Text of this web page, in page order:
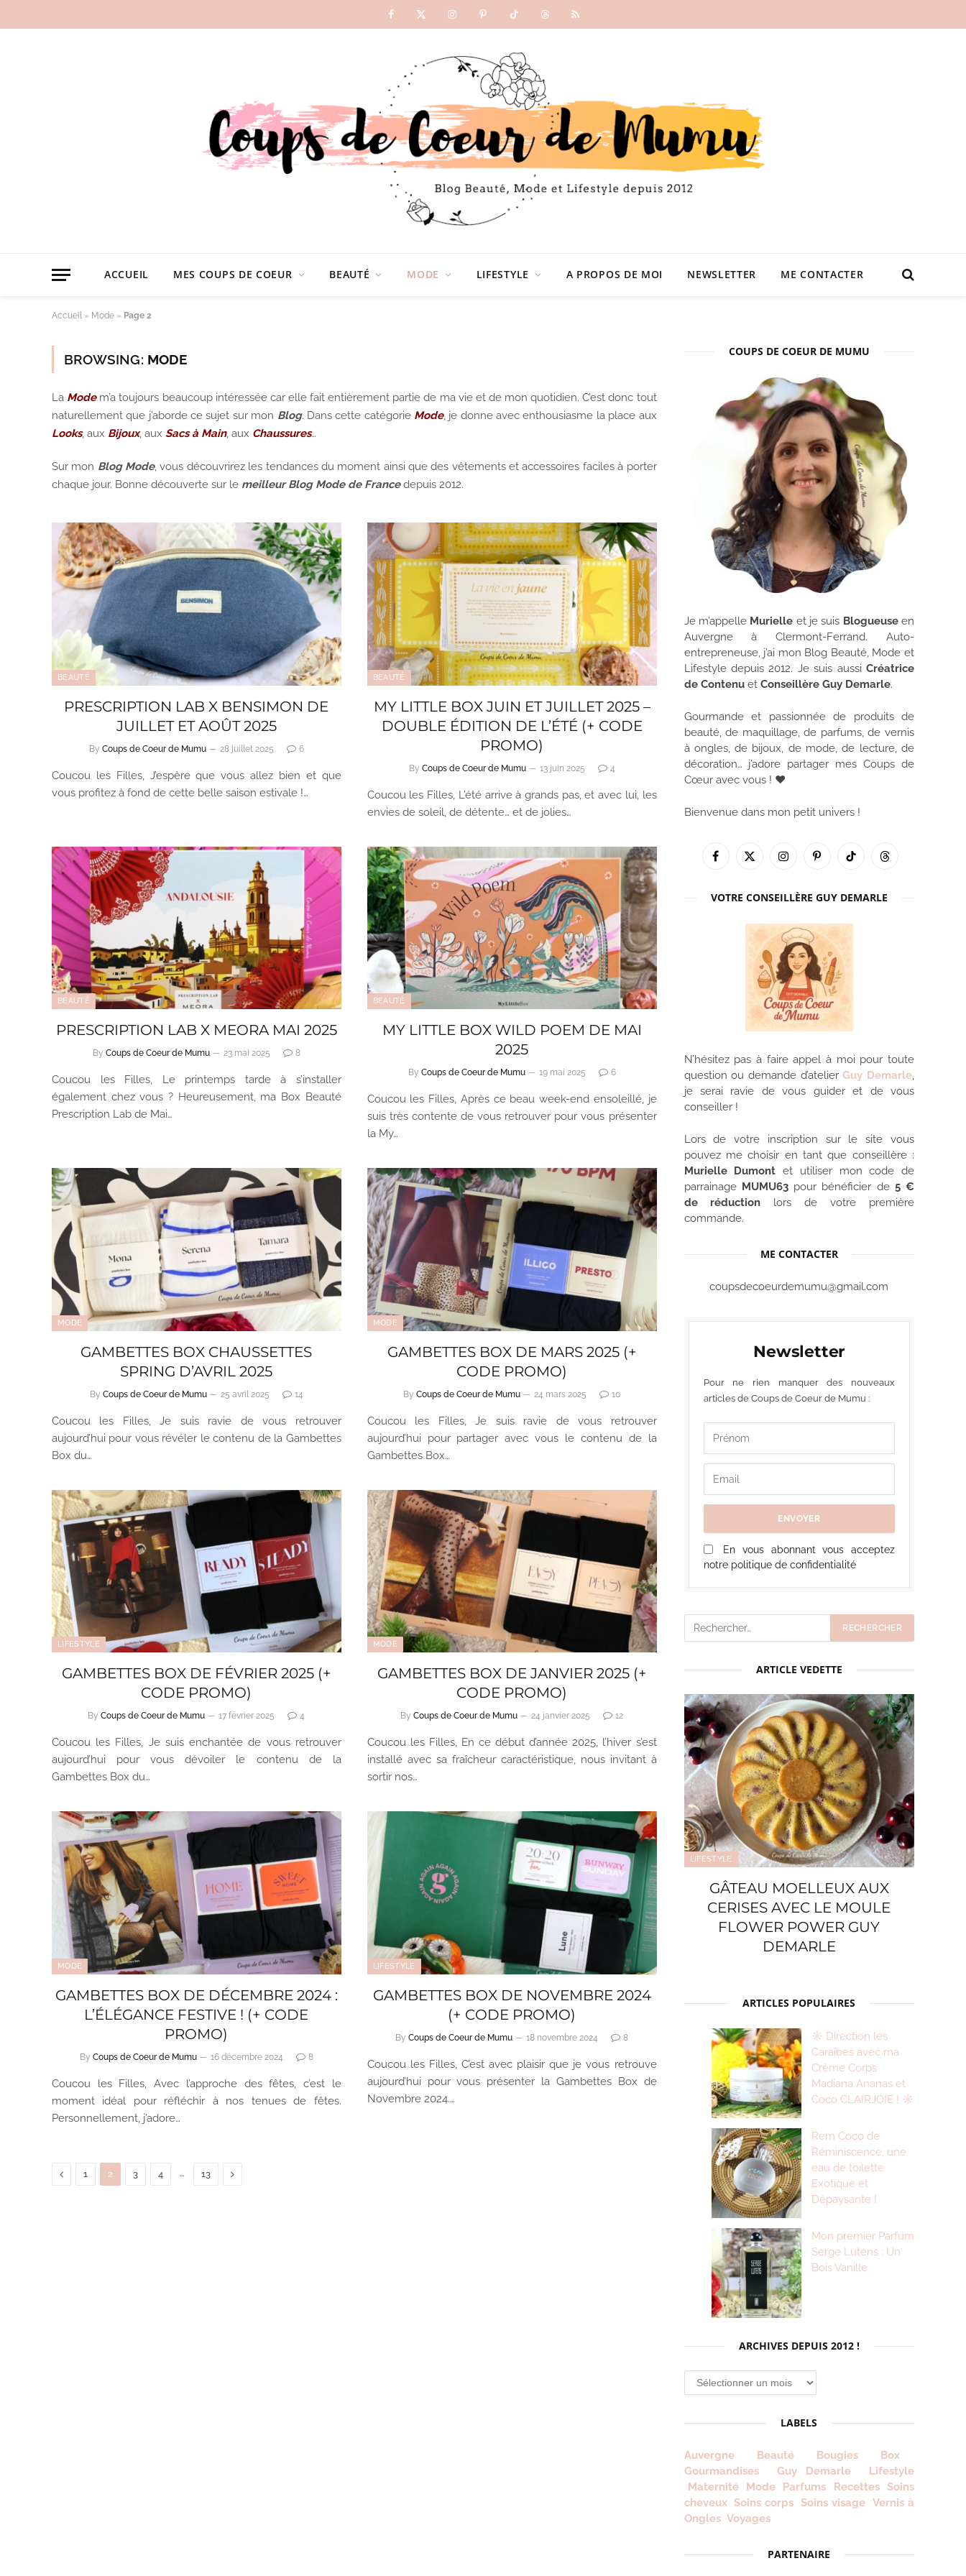
Facebook
X
InstagramPinterestTikTokThreadsRSS
ACCUEIL MES COUPS DE COEUR BEAUTÉ MODE LIFESTYLE A PROPOS DE MOI NEWSLETTER ME CONTACTER
Accueil » Mode » Page 2
BROWSING: MODE
La Modem’a toujours beaucoup intéressée car elle fait entièrement partie de ma vie et de mon quotidien. C’est donc tout
naturellement que j’aborde ce sujet sur mon Blog. Dans cette catégorie Mode, je donne avec enthousiasme la place aux
Looks, aux Bijoux, aux Sacs à Main, aux Chaussures…
Sur mon Blog Mode, vous découvrirez les tendances du moment ainsi que des vêtements et accessoires faciles à porter
chaque jour. Bonne découverte sur le meilleur Blog Mode de Francedepuis 2012.
BEAUTÉ
PRESCRIPTION LAB X BENSIMON DE
JUILLET ET AOÛT 2025
By Coups de Coeur de Mumu 28 juillet 2025 6
Coucou les Filles, J’espère que vous allez bien et que
vous profitez à fond de cette belle saison estivale !…
BEAUTÉ
MY LITTLE BOX JUIN ET JUILLET 2025 –
DOUBLE ÉDITION DE L’ÉTÉ (+ CODE
PROMO)
By Coups de Coeur de Mumu 13 juin 2025 4
Coucou les Filles, L’été arrive à grands pas, et avec lui, les
envies de soleil, de détente… et de jolies…
BEAUTÉ
PRESCRIPTION LAB X MEORA MAI 2025
By Coups de Coeur de Mumu 23 mai 2025 8
Coucou les Filles, Le printemps tarde à s’installer
également chez vous ? Heureusement, ma Box Beauté
Prescription Lab de Mai…
BEAUTÉ
MY LITTLE BOX WILD POEM DE MAI
2025
By Coups de Coeur de Mumu 19 mai 2025 6
Coucou les Filles, Après ce beau week-end ensoleillé, je
suis très contente de vous retrouver pour vous présenter
la My…
MODE
GAMBETTES BOX CHAUSSETTES
SPRING D’AVRIL 2025
By Coups de Coeur de Mumu 25 avril 2025 14
Coucou les Filles, Je suis ravie de vous retrouver
aujourd’hui pour vous révéler le contenu de la Gambettes
Box du…
MODE
GAMBETTES BOX DE MARS 2025 (+
CODE PROMO)
By Coups de Coeur de Mumu 24 mars 2025 10
Coucou les Filles, Je suis ravie de vous retrouver
aujourd’hui pour partager avec vous le contenu de la
Gambettes Box…
LIFESTYLE
GAMBETTES BOX DE FÉVRIER 2025 (+
CODE PROMO)
By Coups de Coeur de Mumu 17 février 2025 4
Coucou les Filles, Je suis enchantée de vous retrouver
aujourd’hui pour vous dévoiler le contenu de la
Gambettes Box du…
MODE
GAMBETTES BOX DE JANVIER 2025 (+
CODE PROMO)
By Coups de Coeur de Mumu 24 janvier 2025 12
Coucou les Filles, En ce début d’année 2025, l’hiver s’est
installé avec sa fraîcheur caractéristique, nous invitant à
sortir nos…
MODE
GAMBETTES BOX DE DÉCEMBRE 2024 :
L’ÉLÉGANCE FESTIVE ! (+ CODE
PROMO)
By Coups de Coeur de Mumu 16 décembre 2024 8
Coucou les Filles, Avec l’approche des fêtes, c’est le
moment idéal pour réfléchir à nos tenues de fêtes.
Personnellement, j’adore…
LIFESTYLE
GAMBETTES BOX DE NOVEMBRE 2024
(+ CODE PROMO)
By Coups de Coeur de Mumu 18 novembre 2024 8
Coucou les Filles, C’est avec plaisir que je vous retrouve
aujourd’hui pour vous présenter la Gambettes Box de
Novembre 2024.…
Previous
1 2 3 4 … 13 Next
COUPS DE COEUR DE MUMU
Je m’appelle Murielle et je suis Blogueuseen
Auvergne à Clermont-Ferrand. Auto-
entrepreneuse, j’ai mon Blog Beauté, Mode et
Lifestyle depuis 2012. Je suis aussi Créatrice
de Contenuet Conseillère Guy Demarle.
Gourmande et passionnée de produits de
beauté, de maquillage, de parfums, de vernis
à ongles, de bijoux, de mode, de lecture, de
décoration… j’adore partager mes Coups de
Cœur avec vous ! ♥
Bienvenue dans mon petit univers !
Facebook
X
InstagramPinterestTikTok Threads
VOTRE CONSEILLÈRE GUY DEMARLE
N’hésitez pas à faire appel à moi pour toute
question ou demande d’atelierGuy Demarle,
je serai ravie de vous guider et de vous
conseiller !
Lors de votre inscription sur le site vous
pouvez me choisir en tant que conseillère :
Murielle Dumont et utiliser mon code de
parrainage MUMU63pour bénéficier de 5 €
de réduction lors de votre première
commande.
ME CONTACTER
coupsdecoeurdemumu@gmail.com
Newsletter
Pour ne rien manquer des nouveaux
articles de Coups de Coeur de Mumu :
En vous abonnant vous acceptez
notre politique de confidentialité
ARTICLE VEDETTE
LIFESTYLE
GÂTEAU MOELLEUX AUX
CERISES AVEC LE MOULE
FLOWER POWER GUY
DEMARLE
ARTICLES POPULAIRES
☼ Direction les
Caraïbes avec ma
Crème Corps
Madiana Ananas et
Coco CLAIRJOIE ! ☼
Rem Coco de
Réminiscence, une
eau de toilette
Exotique et
Dépaysante !
Mon premier Parfum
Serge Lutens : Un
Bois Vanille
ARCHIVES DEPUIS 2012 !
Archives
depuis
!
LABELS
Auvergne Beauté Bougies
Box
Gourmandises
Guy Demarle
Lifestyle
Maternité
Mode Parfums Recettes Soins
cheveux Soins corps Soins visage Vernis à
Ongles Voyages
PARTENAIRE